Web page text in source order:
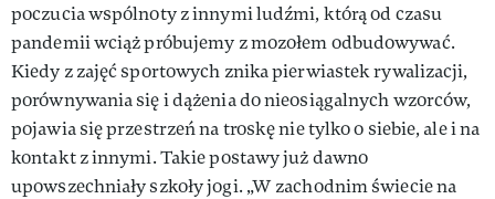
poczucia wspólnoty z innymi ludźmi, którą od czasu
pandemii wciąż próbujemy z mozołem odbudowywać.
Kiedy z zajęć sportowych znika pierwiastek rywalizacji,
porównywania się i dążenia do nieosiągalnych wzorców,
pojawia się przestrzeń na troskę nie tylko o siebie, ale i na
kontakt z innymi. Takie postawy już dawno
upowszechniały szkoły jogi. „W zachodnim świecie na